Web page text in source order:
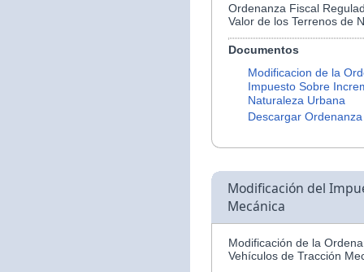
Ordenanza Fiscal
Valor de los Terrenos de
Documentos
Modificacion de la
Impuesto Sobre
Naturaleza Urbana
Descargar Ordenanza
Modificación del
Mecánica
Modificación de la
Vehículos de Tracción